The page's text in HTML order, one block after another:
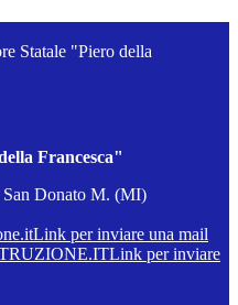
Statale "Piero della
Francesca"
Donato M. (MI)
Link per inviare una mail
Link per inviare